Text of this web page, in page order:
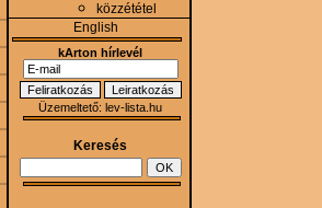
közzététel
English
kArton hírlevél
Üzemeltető: lev-lista.hu
Keresés